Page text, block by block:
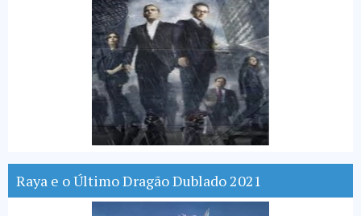
Raya e o Último Dragão Dublado 2021